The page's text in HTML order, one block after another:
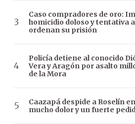
Caso compradores de oro:
homicidio doloso y tentativa
ordenan su prisión
Policía detiene al conocido
Vera y Aragón por asalto
de la Mora
Caazapá despide a Roselín
mucho dolor y un fuerte